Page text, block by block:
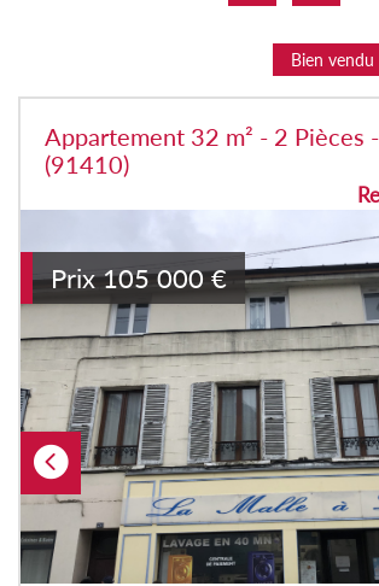
Bien vendu
Appartement 32 m² - 2 Pièces
(91410)
Prix 105 000 €